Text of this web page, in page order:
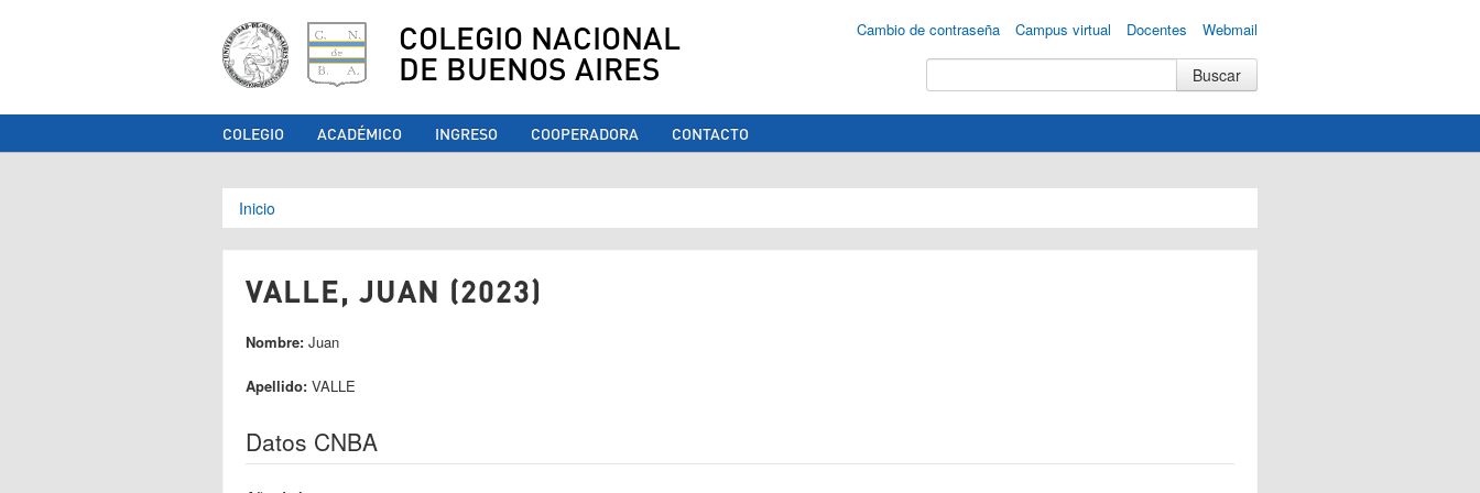
COLEGIO NACIONAL
DE BUENOS AIRES
Cambio de contraseña Campus virtual Docentes Webmail
COLEGIO ACADÉMICO INGRESO COOPERADORA CONTACTO
Se encuentra usted aquí
Inicio
VALLE, JUAN (2023)
Nombre: Juan
Apellido: VALLE
Datos CNBA